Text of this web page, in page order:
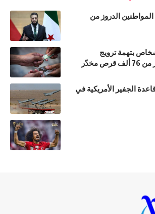
الدروز من
إيقاف 5 أشخاص بتهمة ترويج
مخدّر
الجفير الأمريكية في